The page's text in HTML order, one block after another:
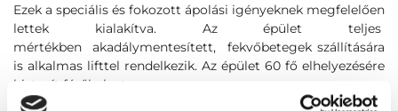
Ezek a speciális és fokozott ápolási igényeknek megfelelően
lettek kialakítva. Az épület teljes
mértékben akadálymentesített, fekvőbetegek szállítására
is alkalmas lifttel rendelkezik. Az épület 60 fő elhelyezésére
biztosít férőhelyet.